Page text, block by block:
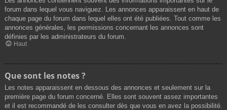
forum dans lequel vous naviguez. Les annonces apparaissent en haut de
chaque page du forum dans lequel elles ont été publiées. Tout comme les
annonces générales, les permissions concernant les annonces sont
définies par les administrateurs du forum.
Haut
Que sont les notes ?
Les notes apparaissent en dessous des annonces et seulement sur la
première page du forum concerné. Elles sont souvent assez importantes
et il est recommandé de les consulter dès que vous en avez la possibilité.